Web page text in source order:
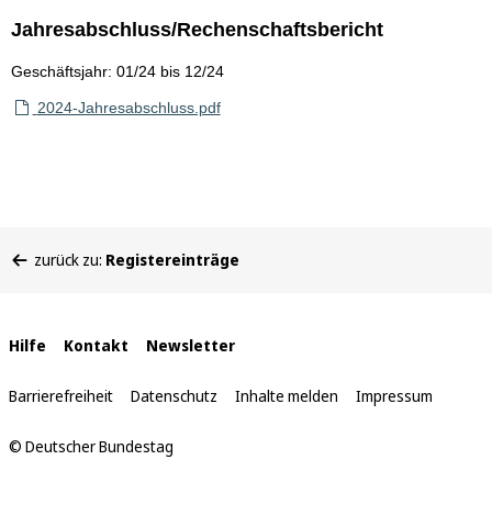
Jahresabschluss/Rechenschaftsbericht
Geschäftsjahr: 01/24 bis 12/24
2024-Jahresabschluss.pdf
befinden
zurück zu: Registereinträge
Interne
Links
Hilfe Kontakt Newsletter
Barrierefreiheit Datenschutz Inhalte melden Impressum
© Deutscher Bundestag